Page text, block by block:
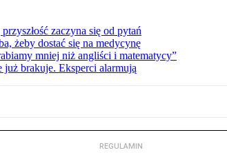
zaczyna się od pytań
żeby dostać się na medycynę
mniej niż angliści i matematycy”
już brakuje. Eksperci alarmują
REGULAMIN